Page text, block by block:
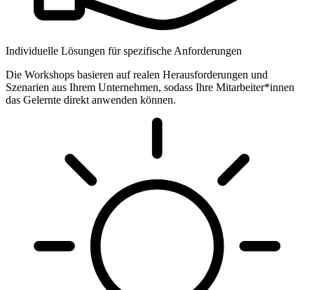
Individuelle Lösungen für spezifische Anforderungen
Die Workshops basieren auf realen Herausforderungen und
Szenarien aus Ihrem Unternehmen, sodass Ihre Mitarbeiter*innen
das Gelernte direkt anwenden können.